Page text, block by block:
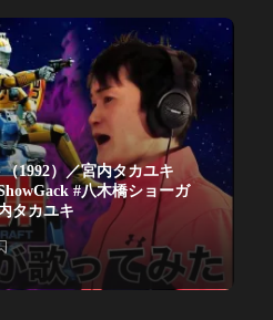
1992）／宮内タカユキ
#八木橋ショーガ
タカユキ